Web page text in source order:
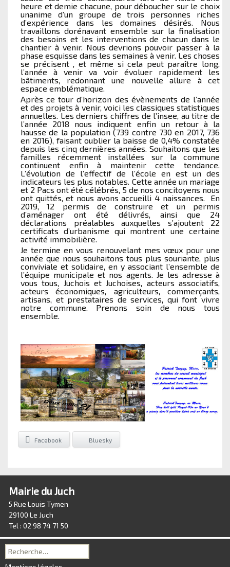
heure et demie chacune, pour déboucher sur le choix
unanime d’un groupe de trois personnes riches
d’expérience dans les domaines désirés. Nous
travaillons dorénavant ensemble sur la finalisation
des besoins et les interventions de chacun dans le
chantier à venir. Nous devrions pouvoir passer à la
phase esquisse dans les semaines à venir. Les choses
se précisent , et même si cela peut paraître long,
l’année à venir va voir évoluer rapidement les
bâtiments, redonnant une nouvelle allure à cet
espace emblématique.
Après ce tour d’horizon des évènements de l’année
et des projets à venir, voici les classiques statistiques
annuelles. Les derniers chiffres de l’insee, au titre de
l’année 2018 nous indiquent enfin un retour à la
hausse de la population (739 contre 730 en 2017, 736
en 2016), faisant oublier la baisse de 0,4% constatée
depuis les cinq dernières années. Souhaitons que les
familles récemment installées sur la commune
continuent enfin à maintenir cette tendance.
L’évolution de l’effectif de l’école en est un des
indicateurs les plus notables. Cette année un mariage
et 2 Pacs ont été célébrés, 5 de nos concitoyens nous
ont quittés, et nous avons accueilli 4 naissances. En
2019, 12 permis de construire et un permis
d’aménager ont été délivrés, ainsi que 24
déclarations préalables auxquelles s’ajoutent 22
certificats d’urbanisme qui montrent une certaine
activité immobilière.
Je termine en vous renouvelant mes vœux pour une
année que nous souhaitons tous plus souriante, plus
conviviale et solidaire, en y associant l’ensemble de
l’équipe municipale et nos agents. Je les adresse à
vous tous, Juchois et Juchoises, acteurs associatifs,
acteurs économiques, agriculteurs, commerçants,
artisans, et prestataires de services, qui font vivre
notre commune. Prenons soin de nous tous
ensemble.
Facebook Bluesky
Mairie du Juch
5 Rue Louis Tymen
29100 Le Juch
Tel : 02 98 74 71 50
Recherche
pour :